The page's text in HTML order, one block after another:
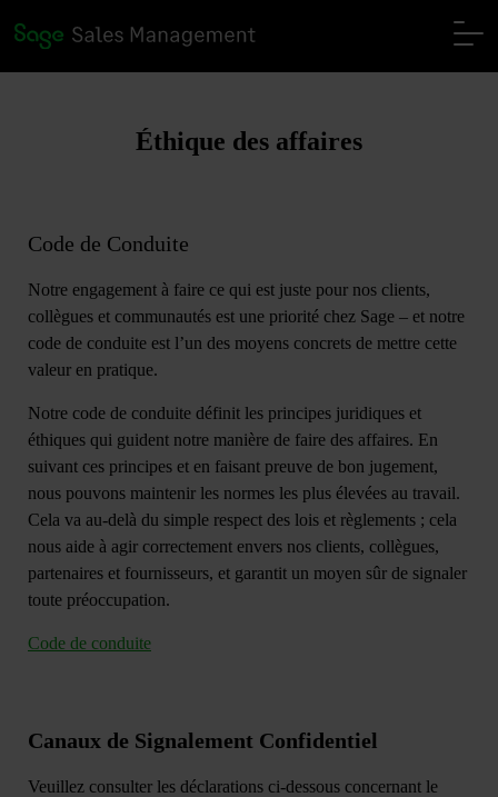
Éthique des affaires
Code de Conduite
Notre engagement à faire ce qui est juste pour nos clients,
collègues et communautés est une priorité chez Sage – et notre
code de conduite est l’un des moyens concrets de mettre cette
valeur en pratique.
Notre code de conduite définit les principes juridiques et
éthiques qui guident notre manière de faire des affaires. En
suivant ces principes et en faisant preuve de bon jugement,
nous pouvons maintenir les normes les plus élevées au travail.
Cela va au-delà du simple respect des lois et règlements ; cela
nous aide à agir correctement envers nos clients, collègues,
partenaires et fournisseurs, et garantit un moyen sûr de signaler
toute préoccupation.
Code de conduite
Canaux de Signalement Confidentiel
Veuillez consulter les déclarations ci-dessous concernant le